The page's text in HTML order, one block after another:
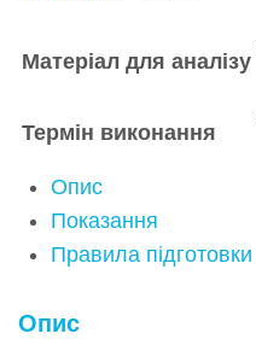
Матеріал для аналізу
Термін виконання
Опис
Показання
Правила підготовки
Опис